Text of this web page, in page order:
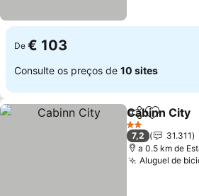
De € 103
Consulte os preços de 10 sites
Partilhar
Cabinn City
2 Estrelas
7,2
31.311
a 0.5 km de
Aluguel de